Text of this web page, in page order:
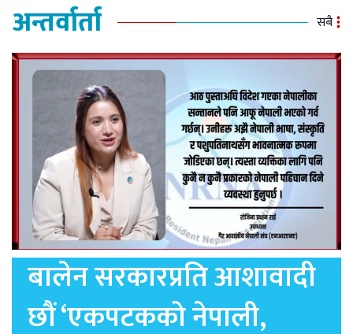
अन्तर्वार्ता सबै
बालेन सरकारप्रति आशावादी
छौं ‘एकपटकको नेपाली,